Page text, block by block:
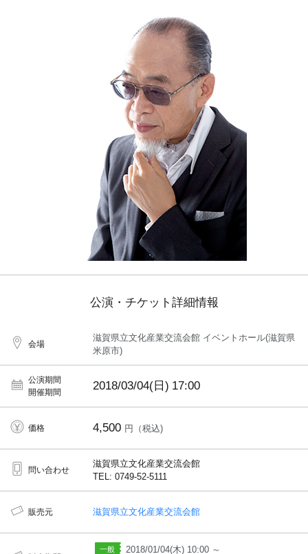
公演・チケット詳細情報
会場
滋賀県立文化産業交流会館 イベントホール(滋賀県
米原市)
公演期間
開催期間
2018/03/04(日) 17:00
価格 4,500 円（税込)
問い合わせ
滋賀県立文化産業交流会館
TEL: 0749-52-5111
販売元 滋賀県立文化産業交流会館
2018/01/04(木) 10:00 ～